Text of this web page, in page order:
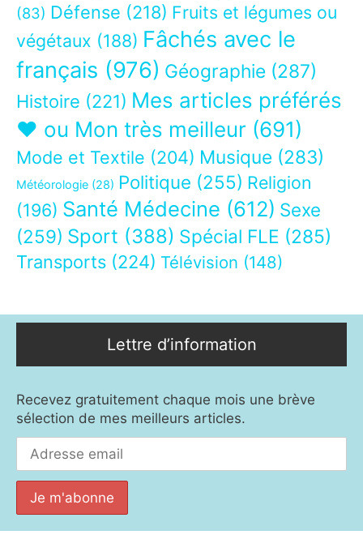
(83) Défense (218) Fruits et légumes ou
végétaux (188) Fâchés avec le
français (976) Géographie (287)
Histoire (221) Mes articles préférés
❤ ou Mon très meilleur (691)
Mode et Textile (204) Musique (283)
Météorologie (28) Politique (255) Religion
(196) Santé Médecine (612) Sexe
(259) Sport (388) Spécial FLE (285)
Transports (224) Télévision (148)
Lettre d’information
Recevez gratuitement chaque mois une brève
sélection de mes meilleurs articles.